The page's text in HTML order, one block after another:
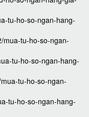
tu-ho-so-ngan-hang-
mua-tu-ho-so-ngan-
tu-ho-so-ngan-hang-
tu-ho-so-ngan-
tu-ho-so-ngan-hang-